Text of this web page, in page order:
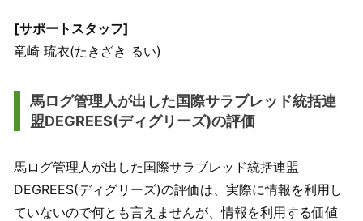
[サポートスタッフ]
竜崎 琉衣(たきざき るい)
馬ログ管理人が出した国際サラブレッド統括連
盟DEGREES(ディグリーズ)の評価
馬ログ管理人が出した国際サラブレッド統括連盟
DEGREES(ディグリーズ)の評価は、実際に情報を利用し
ていないので何とも言えませんが、情報を利用する価値